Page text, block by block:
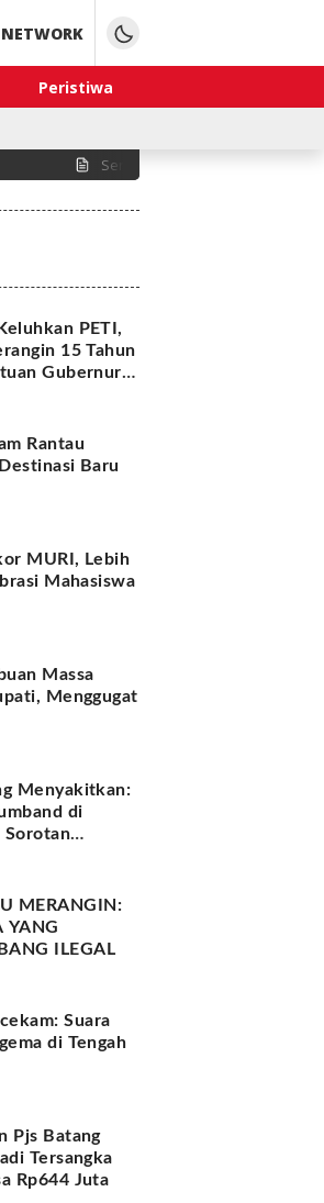
Peristiwa
Sengketa Lahan di Desa
PETI,
15 Tahun
Gubernur
Rantau
Baru
MURI, Lebih
Mahasiswa
Massa
Menggugat
Menyakitkan:
di
Sorotan
MERANGIN:
YANG
ILEGAL
Suara
di Tengah
Pjs Batang
Tersangka
Rp644 Juta